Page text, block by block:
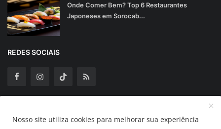
Onde Comer Bem? Top 6 Restaurantes
Japoneses em Sorocab...
REDES SOCIAIS
Assine Nossa Newsletter
Nosso site utiliza cookies para melhorar sua experiência